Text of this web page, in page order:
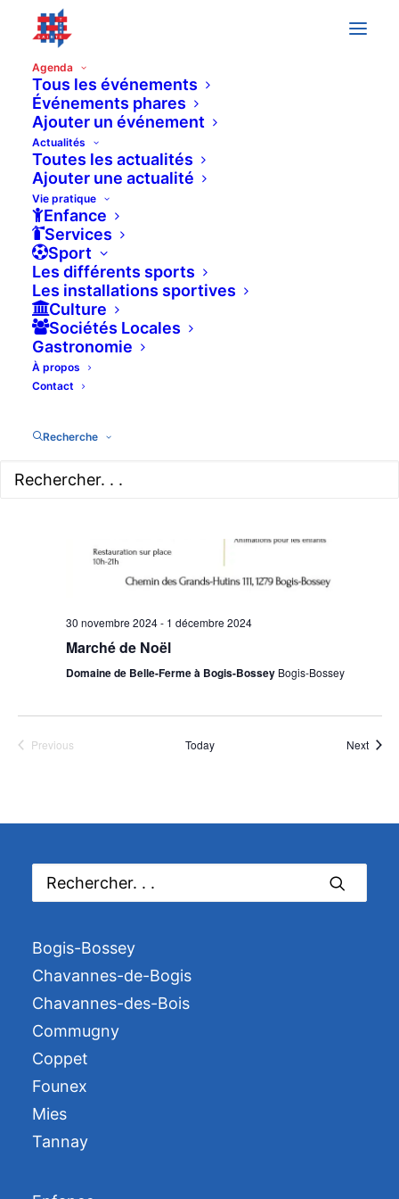
Agenda
Tous les événements
Événements phares
Ajouter un événement
Actualités
Toutes les actualités
Ajouter une actualité
Vie pratique
Enfance
Services
Sport
Les différents sports
Les installations sportives
Culture
Sociétés Locales
Gastronomie
À propos
Contact
Recherche
novembre 2024
SAM
30
30 novembre 2024- 1 décembre 2024
Marché de Noël
Domaine de Belle-Ferme à Bogis-Bossey Bogis-Bossey
Previous
Today Next
Bogis-Bossey
Chavannes-de-Bogis
Chavannes-des-Bois
Commugny
Coppet
Founex
Mies
Tannay